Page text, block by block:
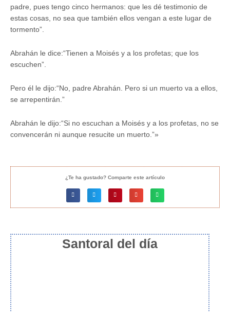
padre, pues tengo cinco hermanos: que les dé testimonio de
estas cosas, no sea que también ellos vengan a este lugar de
tormento”.
Abrahán le dice:“Tienen a Moisés y a los profetas; que los
escuchen”.
Pero él le dijo:“No, padre Abrahán. Pero si un muerto va a ellos,
se arrepentirán.”
Abrahán le dijo:“Si no escuchan a Moisés y a los profetas, no se
convencerán ni aunque resucite un muerto.”»
¿Te ha gustado? Comparte este artículo
Santoral del día